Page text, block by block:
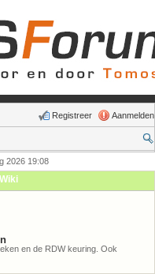
Aanmelden
Registreer
2026 19:08
en de RDW keuring. Ook